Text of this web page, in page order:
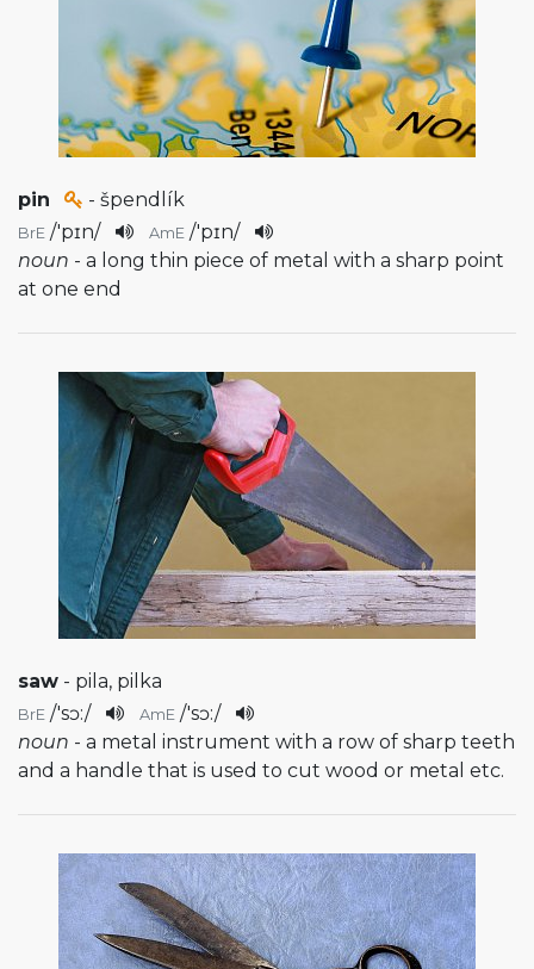
pin - špendlík
BrE /'pɪn/ AmE /'pɪn/
noun - a long thin piece of metal with a sharp point
at one end
saw - pila, pilka
BrE /'sɔ:/ AmE /'sɔ:/
noun - a metal instrument with a row of sharp teeth
and a handle that is used to cut wood or metal etc.